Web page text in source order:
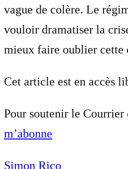
vague de colère. Le
vouloir dramatiser la
mieux faire oublier cette
Cet article est en accès
Pour soutenir le Courrier
m’abonne
Simon Rico